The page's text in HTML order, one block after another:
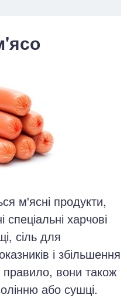
м'ясні продукти,
харчові
сіль для
і збільшення
правило, вони також
або сушці.